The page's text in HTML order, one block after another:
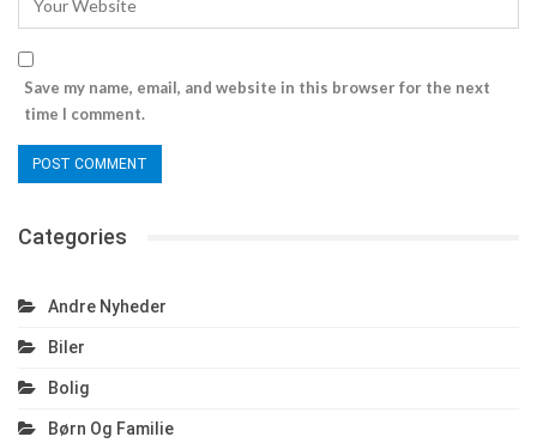
Save my name, email, and website in this browser for the next
time I comment.
Categories
Andre Nyheder
Biler
Bolig
Børn Og Familie